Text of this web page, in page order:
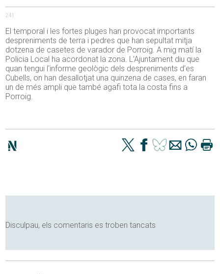
241
El temporal i les fortes pluges han provocat importants
despreniments de terra i pedres que han sepultat mitja
dotzena de casetes de varador de Porroig. A mig matí la
Policia Local ha acordonat la zona. L’Ajuntament diu que
quan tengui l’informe geològic dels despreniments d’es
Cubells, on han desallotjat una quinzena de cases, en faran
un de més ampli que també agafi tota la costa fins a
Porroig.
Disculpau, els comentaris es troben tancats